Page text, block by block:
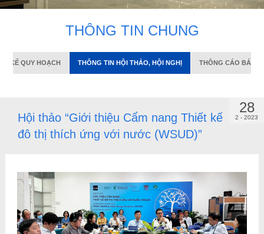
THÔNG TIN CHUNG
KẾ QUY HOẠCH THÔNG TIN HỘI THẢO, HỘI NGHỊ THÔNG CÁO BÁO
Hội thảo “Giới thiệu Cẩm nang Thiết kế
đô thị thích ứng với nước (WSUD)”
28
2 - 2023